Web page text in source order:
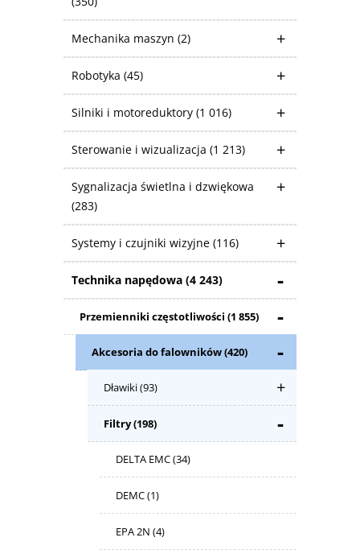
Mechanika maszyn (2)
Robotyka (45)
Silniki i motoreduktory (1 016)
Sterowanie i wizualizacja (1 213)
Sygnalizacja świetlna i dzwiękowa
(283)
Systemy i czujniki wizyjne (116)
Technika napędowa (4 243)
Przemienniki częstotliwości (1 855)
Akcesoria do falowników(420)
Dławiki(93)
Filtry(198)
DELTA EMC(34)
DEMC(1)
EPA 2N (4)